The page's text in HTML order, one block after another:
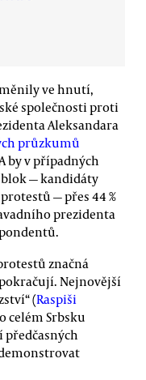
ve hnutí,
společnosti proti
Aleksandara
průzkumů
by v případných
— kandidáty
— přes 44 %
prezidenta
značná
Nejnovější
(Raspiši
celém Srbsku
předčasných